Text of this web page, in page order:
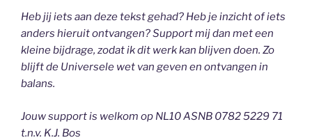
Heb jij iets aan deze tekst gehad? Heb je inzicht of iets
anders hieruit ontvangen? Support mij dan met een
kleine bijdrage, zodat ik dit werk kan blijven doen. Zo
blijft de Universele wet van geven en ontvangen in
balans.
Jouw support is welkom op NL10 ASNB 0782 5229 71
t.n.v. K.J. Bos